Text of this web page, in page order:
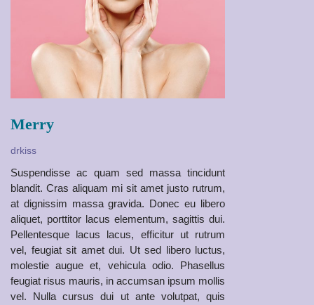
Merry
drkiss
Suspendisse ac quam sed massa tincidunt
blandit. Cras aliquam mi sit amet justo rutrum,
at dignissim massa gravida. Donec eu libero
aliquet, porttitor lacus elementum, sagittis dui.
Pellentesque lacus lacus, efficitur ut rutrum
vel, feugiat sit amet dui. Ut sed libero luctus,
molestie augue et, vehicula odio. Phasellus
feugiat risus mauris, in accumsan ipsum mollis
vel. Nulla cursus dui ut ante volutpat, quis